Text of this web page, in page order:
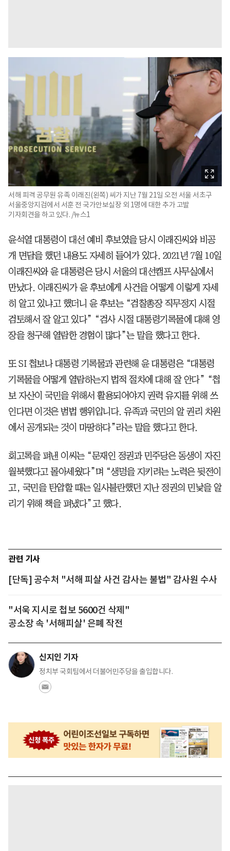
서해 피격 공무원 유족 이래진(왼쪽) 씨가 지난 7월 21일 오전 서울 서초구
서울중앙지검에서 서훈 전 국가안보실장 외 1명에 대한 추가 고발
기자회견을 하고 있다. /뉴스1
윤석열 대통령이 대선 예비 후보였을 당시 이래진씨와 비공
개 면담을 했던 내용도 자세히 들어가 있다. 2021년 7월 10일
이래진씨와 윤 대통령은 당시 서울의 대선캠프 사무실에서
만났다. 이래진씨가 윤 후보에게 사건을 어떻게 이렇게 자세
히 알고 있냐고 했더니 윤 후보는 “검찰총장 직무정지 시절
검토해서 잘 알고 있다” “검사 시절 대통령기록물에 대해 영
장을 청구해 열람한 경험이 많다”는 말을 했다고 한다.
또 SI 첩보나 대통령 기록물과 관련해 윤 대통령은 “대통령
기록물을 어떻게 열람하는지 법적 절차에 대해 잘 안다” “첩
보 자산이 국민을 위해서 활용되어야지 권력 유지를 위해 쓰
인다면 이것은 범법 행위입니다. 유족과 국민의 알 권리 차원
에서 공개되는 것이 마땅하다”라는 말을 했다고 한다.
회고록을 펴낸 이씨는 “문재인 정권과 민주당은 동생이 자진
월북했다고 몰아세웠다”며 “생명을 지키려는 노력은 뒷전이
고, 국민을 탄압할 때는 일사불란했던 지난 정권의 민낯을 알
리기 위해 책을 펴냈다”고 했다.
관련 기사
[단독] 공수처 "서해 피살 사건 감사는 불법" 감사원 수사
"서욱 지시로 첩보 5600건 삭제"
공소장 속 '서해피살' 은폐 작전
신지인 기자
정치부 국회팀에서 더불어민주당을 출입합니다.